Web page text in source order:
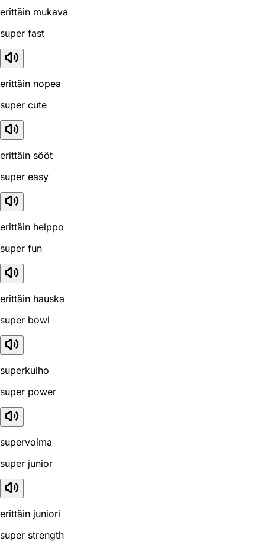
erittäin mukava
super fast
erittäin nopea
super cute
erittäin sööt
super easy
erittäin helppo
super fun
erittäin hauska
super bowl
superkulho
super power
supervoima
super junior
erittäin juniori
super strength